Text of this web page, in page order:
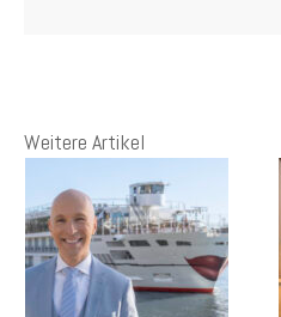
Weitere Artikel